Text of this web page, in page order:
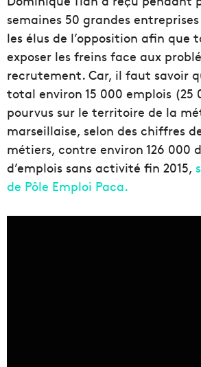
semaines 50 grandes
les élus de l’opposition afin que
exposer les freins face aux
recrutement. Car, il faut savoir
total environ 15 000 emplois (25
pourvus sur le territoire de la
marseillaise, selon des chiffres
métiers, contre environ 126 000
d’emplois sans activité fin 2015,
de Pôle Emploi Paca.